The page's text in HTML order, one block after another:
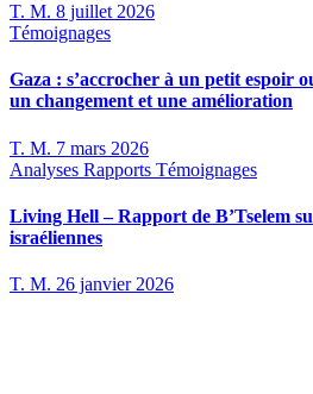
T. M. 8 juillet 2026
Témoignages
Gaza : s’accrocher à un petit espoir
un changement et une amélioration
T. M. 7 mars 2026
Analyses Rapports Témoignages
Living Hell – Rapport de B’Tselem
israéliennes
T. M. 26 janvier 2026